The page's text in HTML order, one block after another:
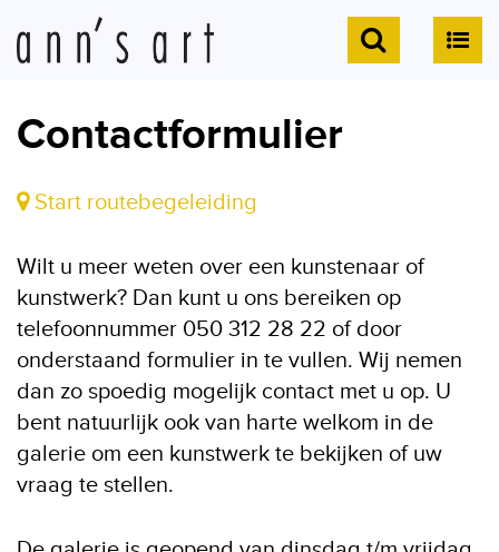
Contactformulier
Start routebegeleiding
Wilt u meer weten over een kunstenaar of
kunstwerk? Dan kunt u ons bereiken op
telefoonnummer 050 312 28 22 of door
onderstaand formulier in te vullen. Wij nemen
dan zo spoedig mogelijk contact met u op. U
bent natuurlijk ook van harte welkom in de
galerie om een kunstwerk te bekijken of uw
vraag te stellen.